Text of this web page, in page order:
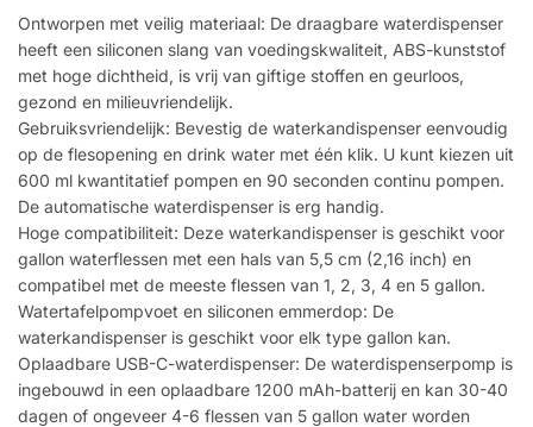
Ontworpen met veilig materiaal: De draagbare waterdispenser
heeft een siliconen slang van voedingskwaliteit, ABS-kunststof
met hoge dichtheid, is vrij van giftige stoffen en geurloos,
gezond en milieuvriendelijk.
Gebruiksvriendelijk: Bevestig de waterkandispenser eenvoudig
op de flesopening en drink water met één klik. U kunt kiezen uit
600 ml kwantitatief pompen en 90 seconden continu pompen.
De automatische waterdispenser is erg handig.
Hoge compatibiliteit: Deze waterkandispenser is geschikt voor
gallon waterflessen met een hals van 5,5 cm (2,16 inch) en
compatibel met de meeste flessen van 1, 2, 3, 4 en 5 gallon.
Watertafelpompvoet en siliconen emmerdop: De
waterkandispenser is geschikt voor elk type gallon kan.
Oplaadbare USB-C-waterdispenser: De waterdispenserpomp is
ingebouwd in een oplaadbare 1200 mAh-batterij en kan 30-40
dagen of ongeveer 4-6 flessen van 5 gallon water worden